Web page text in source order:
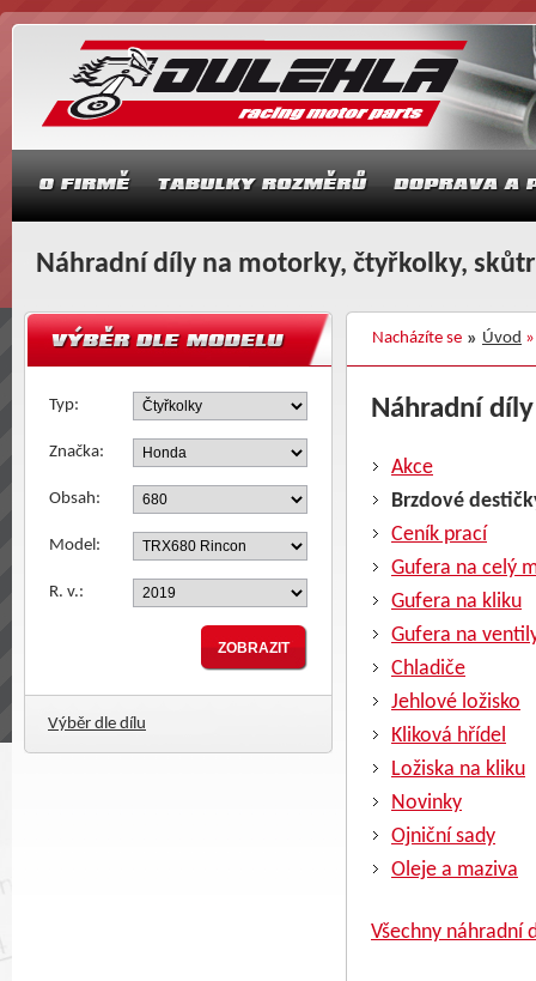
Náhradní díly na motorky, čtyřkolky,
Nacházíte se Úvod
Typ:
Značka:
Obsah:
Model:
R. v.:
Výběr dle dílu
Náhradní
Akce
Brzdové
Ceník prací
Gufera na celý
Gufera na kliku
Gufera na
Chladiče
Jehlové ložisko
Kliková hřídel
Ložiska na kliku
Novinky
Ojniční sady
Oleje a maziva
Všechny náhradní